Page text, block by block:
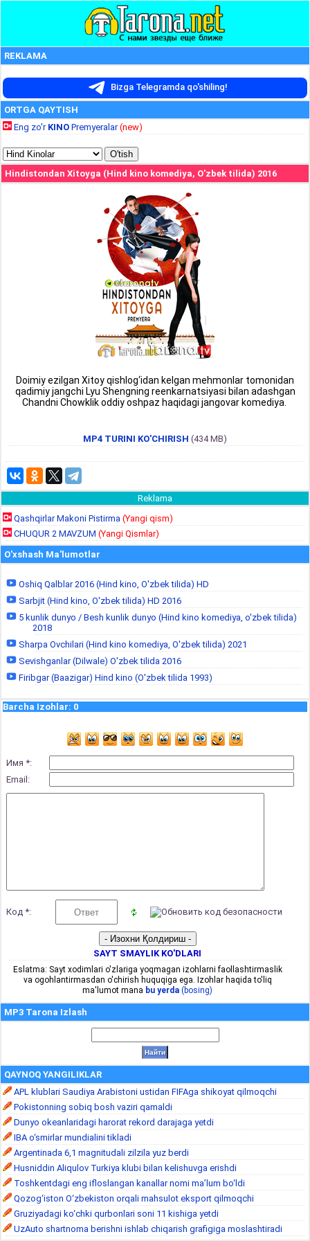
REKLAMA
Bizga Telegramda qo'shiling!
ORTGA QAYTISH
Eng zo'r KINO Premyeralar(new)
Hindistondan Xitoyga (Hind kino komediya, O'zbek tilida) 2016
Doimiy ezilgan Xitoy qishlog‘idan kelgan mehmonlar tomonidan
qadimiy jangchi Lyu Shengning reenkarnatsiyasi bilan adashgan
Chandni Chowklik oddiy oshpaz haqidagi jangovar komediya.
MP4 TURINI KO'CHIRISH (434 MB)
Reklama
Qashqirlar Makoni Pistirma (Yangi qism)
CHUQUR 2 MAVZUM (Yangi Qismlar)
O'xshash Ma'lumotlar
Oshiq Qalblar 2016 (Hind kino, O'zbek tilida) HD
Sarbjit (Hind kino, O'zbek tilida) HD 2016
5 kunlik dunyo / Besh kunlik dunyo (Hind kino komediya, o'zbek tilida)
2018
Sharpa Ovchilari (Hind kino komediya, O'zbek tilida) 2021
Sevishganlar (Dilwale) O'zbek tilida 2016
Firibgar (Baazigar) Hind kino (O'zbek tilida 1993)
Barcha Izohlar: 0
Имя *:
Email:
Код *:
SAYT SMAYLIK KO'DLARI
Eslatma: Sayt xodimlari o'zlariga yoqmagan izohlarni faollashtirmaslik
va ogohlantirmasdan o'chirish huquqiga ega. Izohlar haqida to'liq
ma'lumot mana bu yerda (bosing)
MP3 Tarona Izlash
QAYNOQ YANGILIKLAR
APL klublari Saudiya Arabistoni ustidan FIFAga shikoyat qilmoqchi
Pokistonning sobiq bosh vaziri qamaldi
Dunyo okeanlaridagi harorat rekord darajaga yetdi
IBA o‘smirlar mundialini tikladi
Argentinada 6,1 magnitudali zilzila yuz berdi
Husniddin Aliqulov Turkiya klubi bilan kelishuvga erishdi
Toshkentdagi eng ifloslangan kanallar nomi ma’lum bo‘ldi
Qozog‘iston O‘zbekiston orqali mahsulot eksport qilmoqchi
Gruziyadagi ko‘chki qurbonlari soni 11 kishiga yetdi
UzAuto shartnoma berishni ishlab chiqarish grafigiga moslashtiradi